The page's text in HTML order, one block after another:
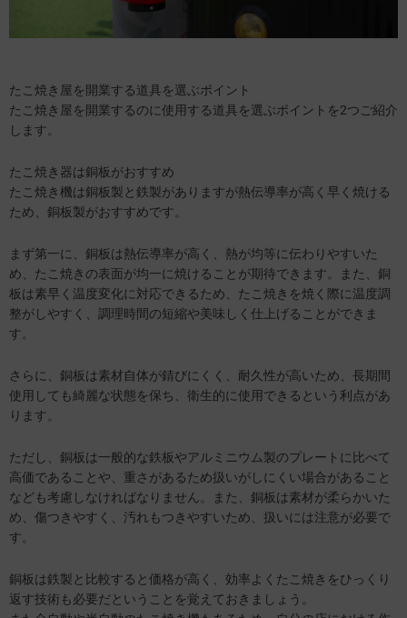
たこ焼き屋を開業する道具を選ぶポイント
たこ焼き屋を開業するのに使用する道具を選ぶポイントを2つご紹介
します。
たこ焼き器は銅板がおすすめ
たこ焼き機は銅板製と鉄製がありますが熱伝導率が高く早く焼ける
ため、銅板製がおすすめです。
まず第一に、銅板は熱伝導率が高く、熱が均等に伝わりやすいた
め、たこ焼きの表面が均一に焼けることが期待できます。また、銅
板は素早く温度変化に対応できるため、たこ焼きを焼く際に温度調
整がしやすく、調理時間の短縮や美味しく仕上げることができま
す。
さらに、銅板は素材自体が錆びにくく、耐久性が高いため、長期間
使用しても綺麗な状態を保ち、衛生的に使用できるという利点があ
ります。
ただし、銅板は一般的な鉄板やアルミニウム製のプレートに比べて
高価であることや、重さがあるため扱いがしにくい場合があること
なども考慮しなければなりません。また、銅板は素材が柔らかいた
め、傷つきやすく、汚れもつきやすいため、扱いには注意が必要で
す。
銅板は鉄製と比較すると価格が高く、効率よくたこ焼きをひっくり
返す技術も必要だということを覚えておきましょう。